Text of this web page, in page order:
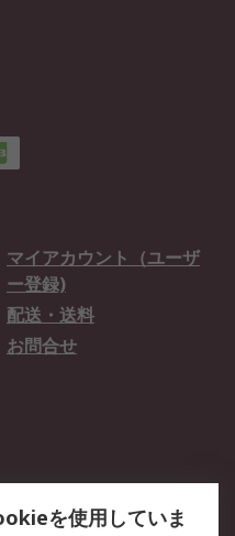
マイアカウント（ユーザ
ー登録)
配送・送料
お問合せ
を使用していま